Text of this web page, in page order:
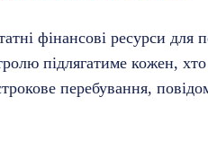
фінансові ресурси для
підлягатиме кожен,
перебування,